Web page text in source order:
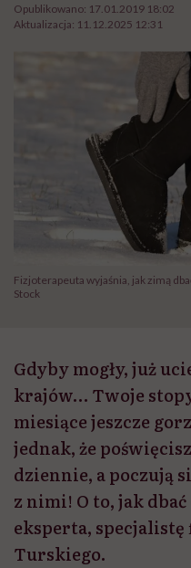
Opublikowano: 17.01.2019 18:02
Aktualizacja: 11.12.2025 12:31
Fizjoterapeuta wyjaśnia, jak zimą
Stock
Gdyby mogły, już
krajów… Twoje
miesiące jeszcze
jednak, że
dziennie, a poczują
z nimi! O to, jak
eksperta,
Turskiego.